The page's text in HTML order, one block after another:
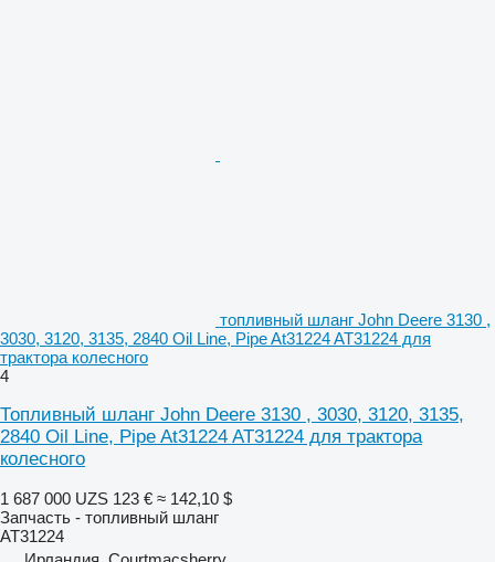
топливный шланг John Deere 3130 ,
3030, 3120, 3135, 2840 Oil Line, Pipe At31224 AT31224 для
трактора колесного
4
Топливный шланг John Deere 3130 , 3030, 3120, 3135,
2840 Oil Line, Pipe At31224 AT31224 для трактора
колесного
1 687 000 UZS 123 € ≈ 142,10 $
Запчасть - топливный шланг
AT31224